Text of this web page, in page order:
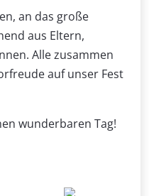
an das große
aus Eltern,
Alle zusammen
auf unser Fest
wunderbaren Tag!